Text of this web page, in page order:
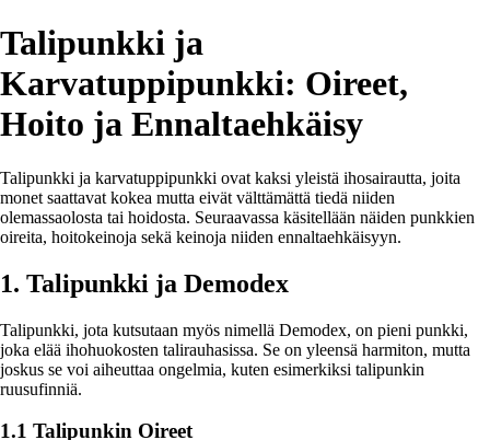
Talipunkki ja
Karvatuppipunkki: Oireet,
Hoito ja Ennaltaehkäisy
Talipunkki ja karvatuppipunkki ovat kaksi yleistä ihosairautta, joita
monet saattavat kokea mutta eivät välttämättä tiedä niiden
olemassaolosta tai hoidosta. Seuraavassa käsitellään näiden punkkien
oireita, hoitokeinoja sekä keinoja niiden ennaltaehkäisyyn.
1. Talipunkki ja Demodex
Talipunkki, jota kutsutaan myös nimellä Demodex, on pieni punkki,
joka elää ihohuokosten talirauhasissa. Se on yleensä harmiton, mutta
joskus se voi aiheuttaa ongelmia, kuten esimerkiksi talipunkin
ruusufinniä.
1.1 Talipunkin Oireet